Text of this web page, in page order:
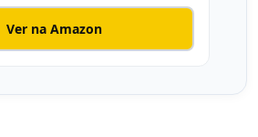
Ver na Amazon